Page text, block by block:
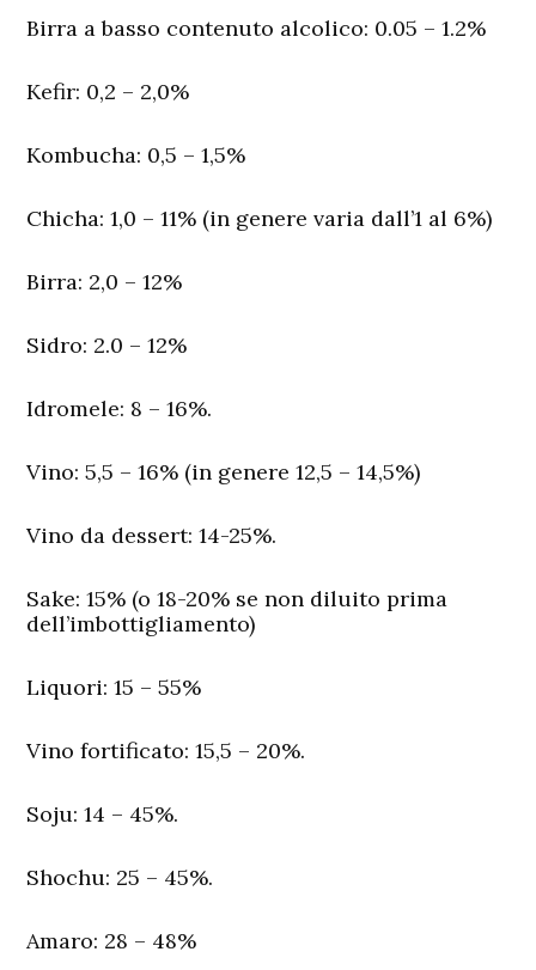
Birra a basso contenuto alcolico: 0.05 – 1.2%
Kefir: 0,2 – 2,0%
Kombucha: 0,5 – 1,5%
Chicha: 1,0 – 11% (in genere varia dall’1 al 6%)
Birra: 2,0 – 12%
Sidro: 2.0 – 12%
Idromele: 8 – 16%.
Vino: 5,5 – 16% (in genere 12,5 – 14,5%)
Vino da dessert: 14-25%.
Sake: 15% (o 18-20% se non diluito prima
dell’imbottigliamento)
Liquori: 15 – 55%
Vino fortificato: 15,5 – 20%.
Soju: 14 – 45%.
Shochu: 25 – 45%.
Amaro: 28 – 48%